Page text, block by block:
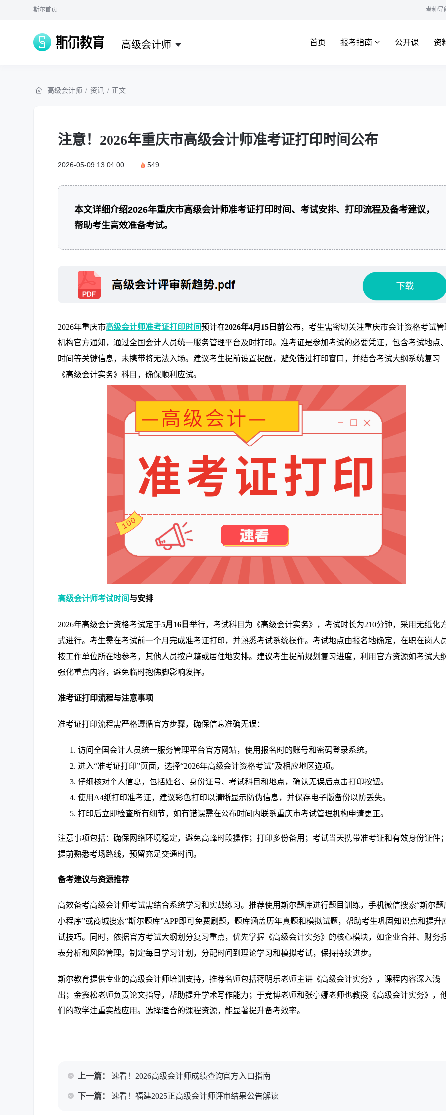
斯尔首页 考种导
高级会计师 首页 报考指南 公开课 资
高级会计师 / 资讯 / 正文
注意！2026年重庆市高级会计师准考证打印时间公布
2026-05-09 13:04:00 549
本文详细介绍2026年重庆市高级会计师准考证打印时间、考试安排、打印流程及备考建议，
帮助考生高效准备考试。
2026年重庆市高级会计师准考证打印时间预计在2026年4月15日前公布，考生需密切关注重庆市会计资格考试管
机构官方通知，通过全国会计人员统一服务管理平台及时打印。准考证是参加考试的必要凭证，包含考试地点
时间等关键信息，未携带将无法入场。建议考生提前设置提醒，避免错过打印窗口，并结合考试大纲系统复习
《高级会计实务》科目，确保顺利应试。
高级会计师考试时间 与安排
2026年高级会计资格考试定于5月16日举行，考试科目为《高级会计实务》，考试时长为210分钟，采用无纸化
式进行。考生需在考试前一个月完成准考证打印，并熟悉考试系统操作。考试地点由报名地确定，在职在岗人
按工作单位所在地参考，其他人员按户籍或居住地安排。建议考生提前规划复习进度，利用官方资源如考试大
强化重点内容，避免临时抱佛脚影响发挥。
准考证打印流程与注意事项
准考证打印流程需严格遵循官方步骤，确保信息准确无误：
访问全国会计人员统一服务管理平台官方网站，使用报名时的账号和密码登录系统。
进入“准考证打印”页面，选择“2026年高级会计资格考试”及相应地区选项。
仔细核对个人信息，包括姓名、身份证号、考试科目和地点，确认无误后点击打印按钮。
使用A4纸打印准考证，建议彩色打印以清晰显示防伪信息，并保存电子版备份以防丢失。
打印后立即检查所有细节，如有错误需在公布时间内联系重庆市考试管理机构申请更正。
注意事项包括：确保网络环境稳定，避免高峰时段操作；打印多份备用；考试当天携带准考证和有效身份证件
提前熟悉考场路线，预留充足交通时间。
备考建议与资源推荐
高效备考高级会计师考试需结合系统学习和实战练习。推荐使用斯尔题库进行题目训练，手机微信搜索“斯尔题
小程序”或商城搜索“斯尔题库”APP即可免费刷题，题库涵盖历年真题和模拟试题，帮助考生巩固知识点和提升
试技巧。同时，依据官方考试大纲划分复习重点，优先掌握《高级会计实务》的核心模块，如企业合并、财务
表分析和风险管理。制定每日学习计划，分配时间到理论学习和模拟考试，保持持续进步。
斯尔教育提供专业的高级会计师培训支持，推荐名师包括蒋明乐老师主讲《高级会计实务》，课程内容深入浅
出；金鑫松老师负责论文指导，帮助提升学术写作能力；于竞博老师和张亭娜老师也教授《高级会计实务》，
们的教学注重实战应用。选择适合的课程资源，能显著提升备考效率。
上一篇： 速看！2026高级会计师成绩查询官方入口指南
下一篇： 速看！福建2025正高级会计师评审结果公告解读